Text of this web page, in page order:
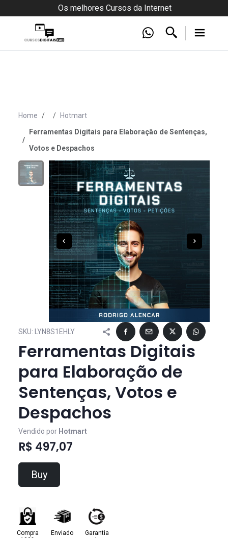
Os melhores Cursos da Internet
Home
Hotmart
Ferramentas Digitais para Elaboração de Sentenças,
Votos e Despachos
SKU: LYN8S1EHLY
Ferramentas Digitais
para Elaboração de
Sentenças, Votos e
Despachos
Vendido por Hotmart
R$ 497,07
Buy
Compra
Enviado
Garantia